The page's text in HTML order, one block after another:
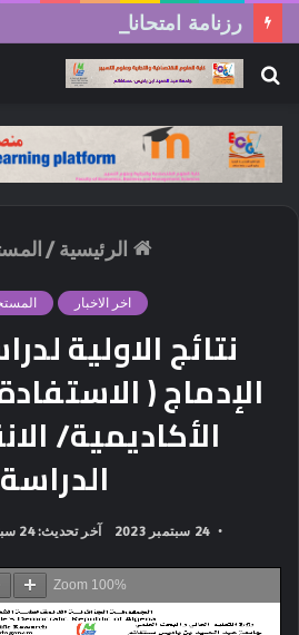
بحث
الرئيسية /
اخر الاخبار
نتائج الاولية
الإدماج (
الأكاديمية/
24 سبتمبر 2023 آخر تحديث: 24 سبتمبر 2023
Zoom 100%